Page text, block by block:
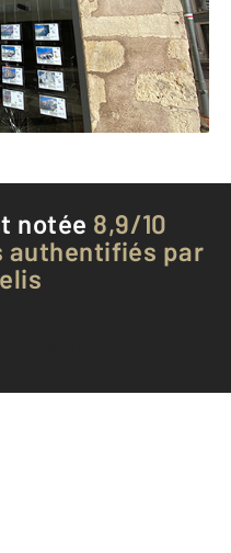
message
à l'agence
notée 8,9/10
authentifiés par
clients